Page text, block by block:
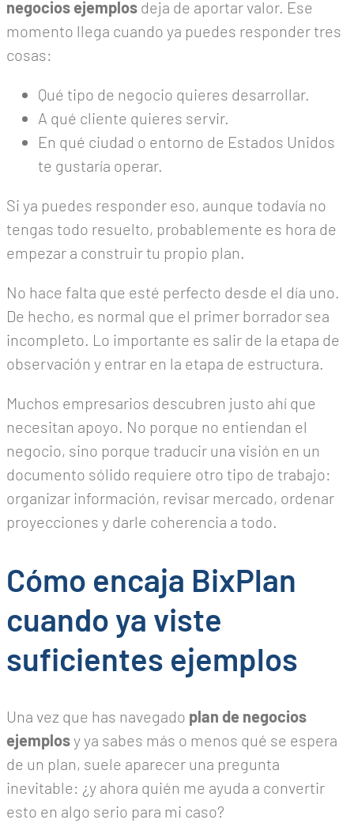
negocios ejemplos deja de aportar valor. Ese
momento llega cuando ya puedes responder tres
cosas:
Qué tipo de negocio quieres desarrollar.
A qué cliente quieres servir.
En qué ciudad o entorno de Estados Unidos
te gustaría operar.
Si ya puedes responder eso, aunque todavía no
tengas todo resuelto, probablemente es hora de
empezar a construir tu propio plan.
No hace falta que esté perfecto desde el día uno.
De hecho, es normal que el primer borrador sea
incompleto. Lo importante es salir de la etapa de
observación y entrar en la etapa de estructura.
Muchos empresarios descubren justo ahí que
necesitan apoyo. No porque no entiendan el
negocio, sino porque traducir una visión en un
documento sólido requiere otro tipo de trabajo:
organizar información, revisar mercado, ordenar
proyecciones y darle coherencia a todo.
Cómo encaja BixPlan
cuando ya viste
suficientes ejemplos
Una vez que has navegado plan de negocios
ejemplosy ya sabes más o menos qué se espera
de un plan, suele aparecer una pregunta
inevitable: ¿y ahora quién me ayuda a convertir
esto en algo serio para mi caso?